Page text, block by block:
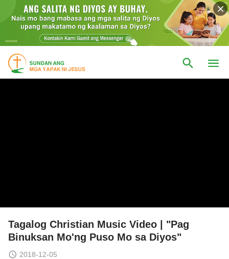
Tagalog Christian Music Video | "Pag
Binuksan Mo'ng Puso Mo sa Diyos"
2018-12-05